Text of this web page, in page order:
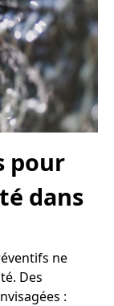
pour
dans
ne
Des
: